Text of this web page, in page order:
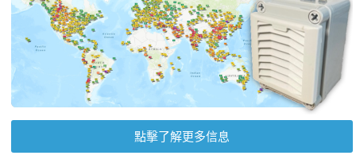
點擊了解更多信息